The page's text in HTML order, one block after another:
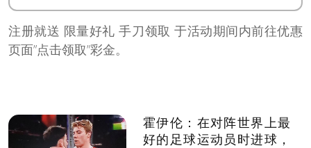
霍伊伦：在对阵世界上最
好的足球运动员时进球，
注册就送 限量好礼 手刀领取 于活动期间内前往优惠
页面”点击领取”彩金。